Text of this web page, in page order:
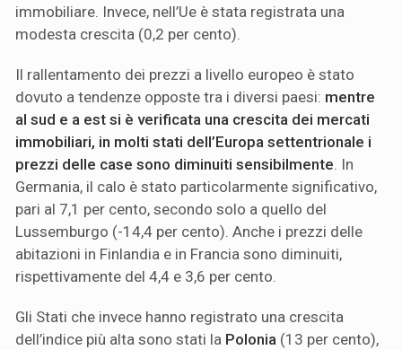
immobiliare. Invece, nell’Ue è stata registrata una
modesta crescita (0,2 per cento).
Il rallentamento dei prezzi a livello europeo è stato
dovuto a tendenze opposte tra i diversi paesi: mentre
al sud e a est si è verificata una crescita dei mercati
immobiliari, in molti stati dell’Europa settentrionale i
prezzi delle case sono diminuiti sensibilmente. In
Germania, il calo è stato particolarmente significativo,
pari al 7,1 per cento, secondo solo a quello del
Lussemburgo (-14,4 per cento). Anche i prezzi delle
abitazioni in Finlandia e in Francia sono diminuiti,
rispettivamente del 4,4 e 3,6 per cento.
Gli Stati che invece hanno registrato una crescita
dell’indice più alta sono stati la Polonia (13 per cento),